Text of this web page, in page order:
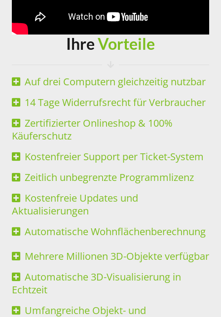
IhreVorteile
Auf drei Computern gleichzeitig nutzbar
14 Tage Widerrufsrecht für Verbraucher
Zertifizierter Onlineshop & 100%
Käuferschutz
Kostenfreier Support per Ticket-System
Zeitlich unbegrenzte Programmlizenz
Kostenfreie Updates und
Aktualisierungen
Automatische Wohnflächenberechnung
Mehrere Millionen 3D-Objekte verfügbar
Automatische 3D-Visualisierung in
Echtzeit
Umfangreiche Objekt- und